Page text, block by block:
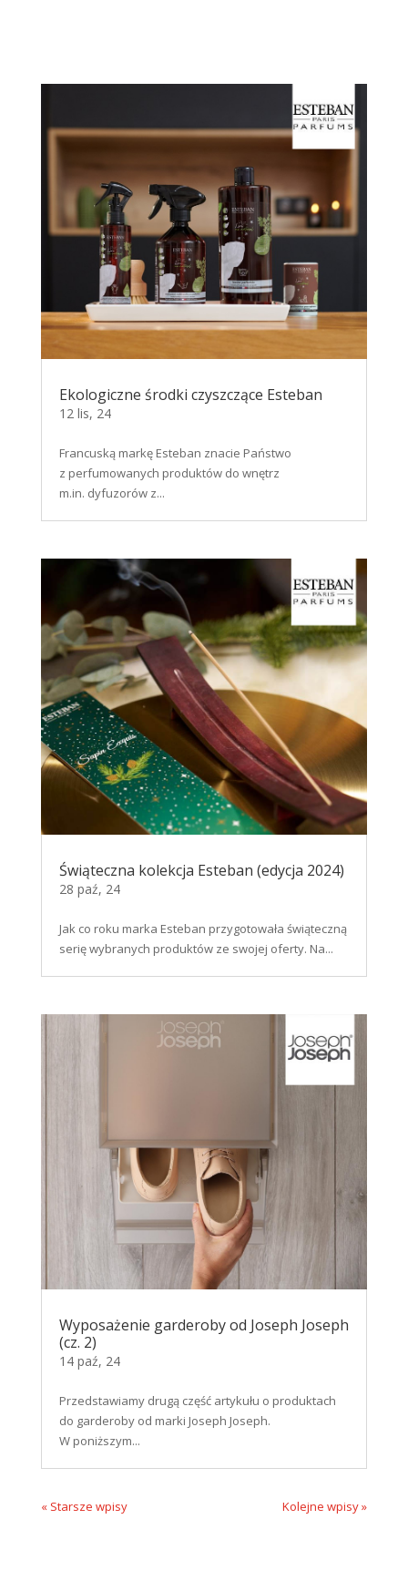
Ekologiczne środki czyszczące Esteban
12 lis, 24
Francuską markę Esteban znacie Państwo
z perfumowanych produktów do wnętrz
m.in. dyfuzorów z...
Świąteczna kolekcja Esteban (edycja 2024)
28 paź, 24
Jak co roku marka Esteban przygotowała świąteczną
serię wybranych produktów ze swojej oferty. Na...
Wyposażenie garderoby od Joseph Joseph
(cz. 2)
14 paź, 24
Przedstawiamy drugą część artykułu o produktach
do garderoby od marki Joseph Joseph.
W poniższym...
« Starsze wpisy Kolejne wpisy »